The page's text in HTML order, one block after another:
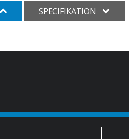
SPECIFIKATION